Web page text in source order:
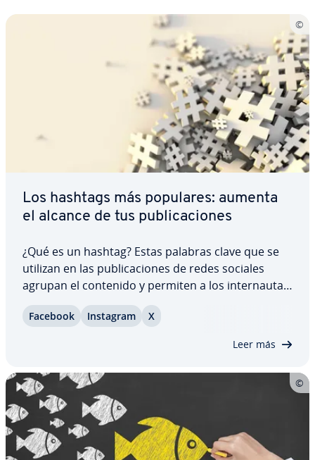
Los hashtags más populares: aumenta
el alcance de tus pu­bli­ca­cio­nes
¿Qué es un hashtag? Estas palabras clave que se
utilizan en las pu­bli­ca­cio­nes de redes sociales
agrupan el contenido y permiten a los in­te­r­nau­tas
temas con sus propias co­n­tri­bu­cio­nes. Los
Facebook Instagram X
Leer más